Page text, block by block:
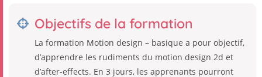
Objectifs de la formation
La formation Motion design – basique a pour objectif,
d’apprendre les rudiments du motion design 2d et
d’after-effects. En 3 jours, les apprenants pourront